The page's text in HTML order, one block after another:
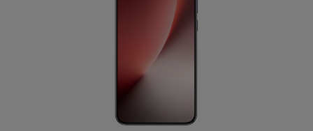
Minun Telia Yrityksille